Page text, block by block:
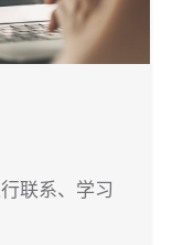
联系、学习